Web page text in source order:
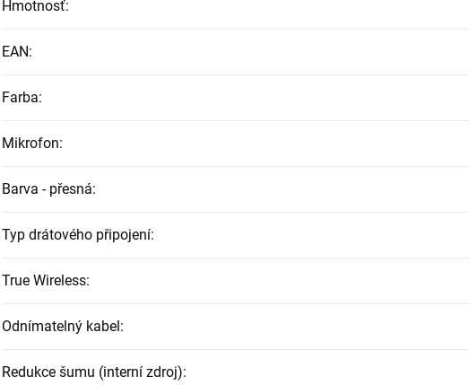
Hmotnosť:
EAN:
Farba:
Mikrofon:
Barva - přesná:
Typ drátového připojení:
True Wireless:
Odnímatelný kabel:
Redukce šumu (interní zdroj):